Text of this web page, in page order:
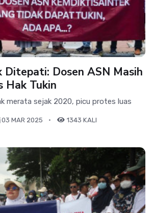
Ditepati: Dosen ASN Masih
Hak Tukin
merata sejak 2020, picu protes luas
03 MAR 2025 1343 KALI